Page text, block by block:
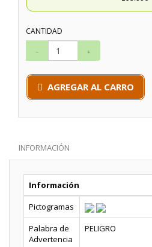
CANTIDAD
AGREGAR AL CARRO
INFORMACIÓN
Información
Pictogramas
Palabra de
Advertencia
PELIGRO